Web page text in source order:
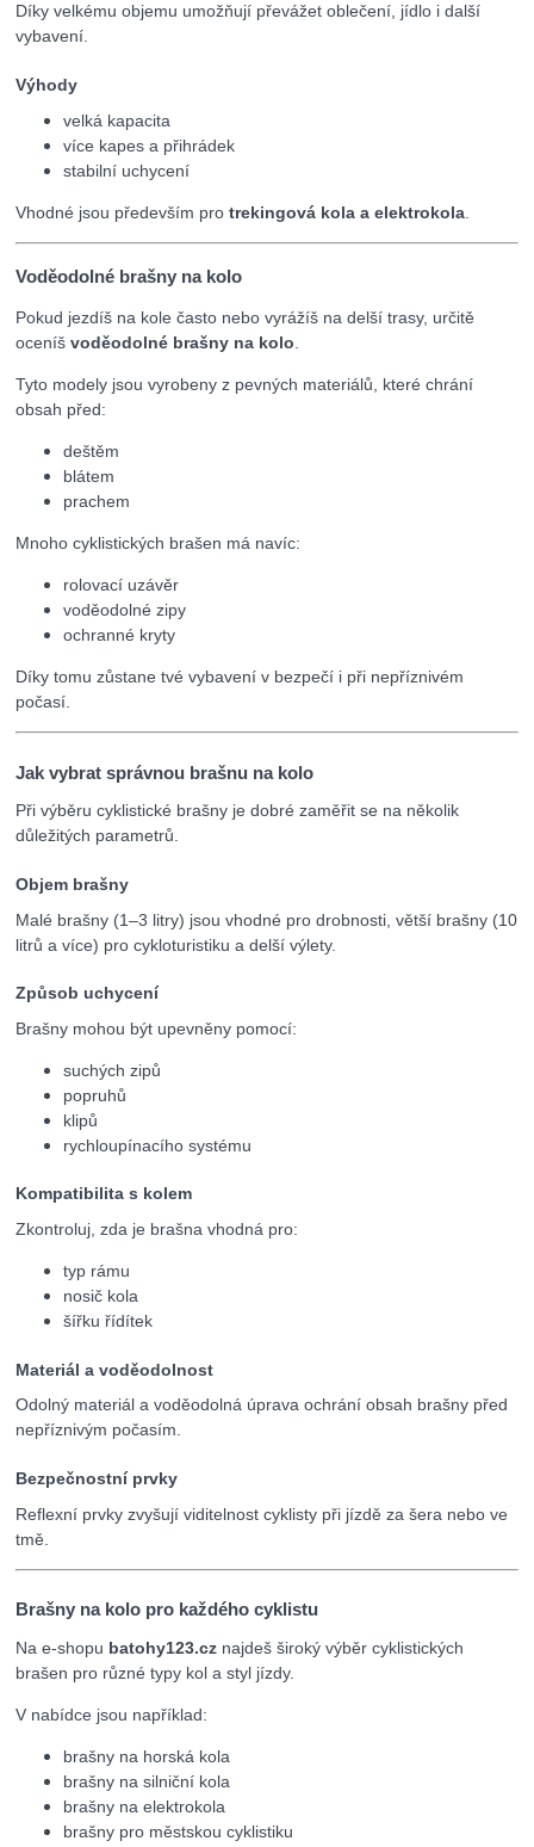
Díky velkému objemu umožňují převážet oblečení, jídlo i další
vybavení.
Výhody
velká kapacita
více kapes a přihrádek
stabilní uchycení
Vhodné jsou především protrekingová kola a elektrokola
Voděodolné brašny na kolo
Pokud jezdíš na kole často nebo vyrážíš na delší trasy, určitě
oceníšvoděodolné brašny na kolo
Tyto modely jsou vyrobeny z pevných materiálů, které chrání
obsah před:
deštěm
blátem
prachem
Mnoho cyklistických brašen má navíc:
rolovací uzávěr
voděodolné zipy
ochranné kryty
Díky tomu zůstane tvé vybavení v bezpečí i při nepříznivém
počasí.
Jak vybrat správnou brašnu na kolo
Při výběru cyklistické brašny je dobré zaměřit se na několik
důležitých parametrů.
Objem brašny
Malé brašny (1–3 litry) jsou vhodné pro drobnosti, větší brašny (10
litrů a více) pro cykloturistiku a delší výlety.
Způsob uchycení
Brašny mohou být upevněny pomocí:
suchých zipů
popruhů
klipů
rychloupínacího systému
Kompatibilita s kolem
Zkontroluj, zda je brašna vhodná pro:
typ rámu
nosič kola
šířku řídítek
Materiál a voděodolnost
Odolný materiál a voděodolná úprava ochrání obsah brašny před
nepříznivým počasím.
Bezpečnostní prvky
Reflexní prvky zvyšují viditelnost cyklisty při jízdě za šera nebo ve
tmě.
Brašny na kolo pro každého cyklistu
Na e-shopu batohy123.cz najdeš široký výběr cyklistických
brašen pro různé typy kol a styl jízdy.
V nabídce jsou například:
brašny na horská kola
brašny na silniční kola
brašny na elektrokola
brašny pro městskou cyklistiku